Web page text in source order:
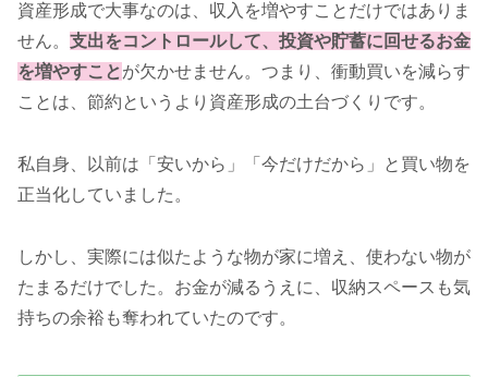
資産形成で大事なのは、収入を増やすことだけではありま
せん。 支出をコントロールして、投資や貯蓄に回せるお金
を増やすことが欠かせません。つまり、衝動買いを減らす
ことは、節約というより資産形成の土台づくりです。
私自身、以前は「安いから」「今だけだから」と買い物を
正当化していました。
しかし、実際には似たような物が家に増え、使わない物が
たまるだけでした。お金が減るうえに、収納スペースも気
持ちの余裕も奪われていたのです。